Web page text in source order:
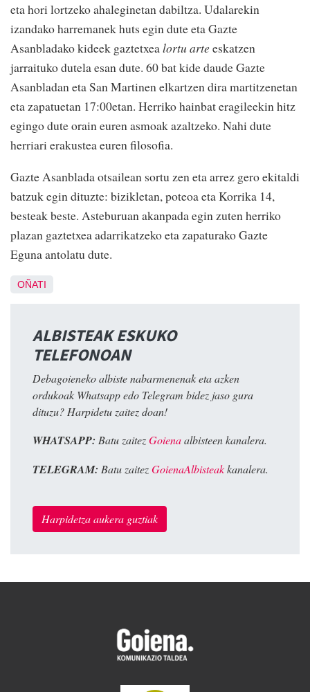
eta hori lortzeko ahaleginetan dabiltza. Udalarekin
izandako harremanek huts egin dute eta Gazte
Asanbladako kideek gaztetxealortu arteeskatzen
jarraituko dutela esan dute. 60 bat kide daude Gazte
Asanbladan eta San Martinen elkartzen dira martitzenetan
eta zapatuetan 17:00etan. Herriko hainbat eragileekin hitz
egingo dute orain euren asmoak azaltzeko. Nahi dute
herriari erakustea euren filosofia.
Gazte Asanblada otsailean sortu zen eta arrez gero ekitaldi
batzuk egin dituzte: bizikletan, poteoa eta Korrika 14,
besteak beste. Asteburuan akanpada egin zuten herriko
plazan gaztetxea adarrikatzeko eta zapaturako Gazte
Eguna antolatu dute.
OÑATI
ALBISTEAK ESKUKO
TELEFONOAN
Debagoieneko albiste nabarmenenak eta azken
ordukoak Whatsapp edo Telegram bidez jaso gura
dituzu? Harpidetu zaitez doan!
WHATSAPP: Batu zaitezGoienaalbisteen kanalera.
TELEGRAM: Batu zaitezGoienaAlbisteakkanalera.
Harpidetza aukera guztiak